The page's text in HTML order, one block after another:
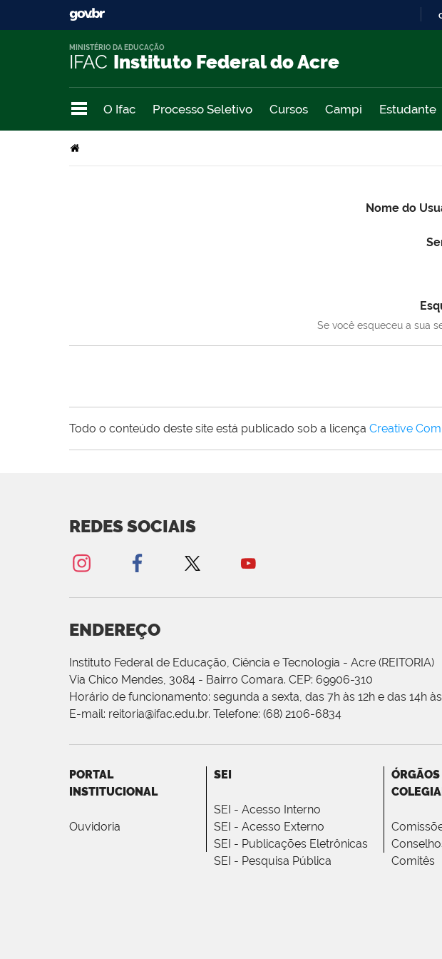
IFAC Instituto Federal do Acre
MINISTÉRIO DA EDUCAÇÃO
O Ifac Processo Seletivo Cursos Campi Estudante
Nome do
Se você esqueceu a sua
Todo o conteúdo deste site está publicado sob a licença Creative
REDES SOCIAIS
ENDEREÇO
Instituto Federal de Educação, Ciência e Tecnologia - Acre (REITORIA)
Via Chico Mendes, 3084 - Bairro Comara. CEP: 69906-310
Horário de funcionamento: segunda a sexta, das 7h às 12h e das 14h
E-mail: reitoria@ifac.edu.br. Telefone: (68) 2106-6834
PORTAL
INSTITUCIONAL
Ouvidoria
SEI
SEI - Acesso Interno
SEI - Acesso Externo
SEI - Publicações Eletrônicas
SEI - Pesquisa Pública
ÓRGÃOS
Comitês